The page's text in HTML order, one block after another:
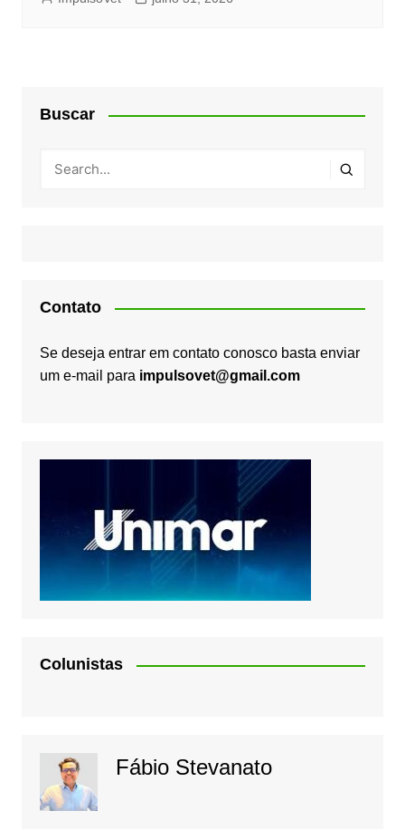
Buscar
Contato
Se deseja entrar em contato conosco basta enviar
um e-mail para impulsovet@gmail.com
Colunistas
Fábio Stevanato